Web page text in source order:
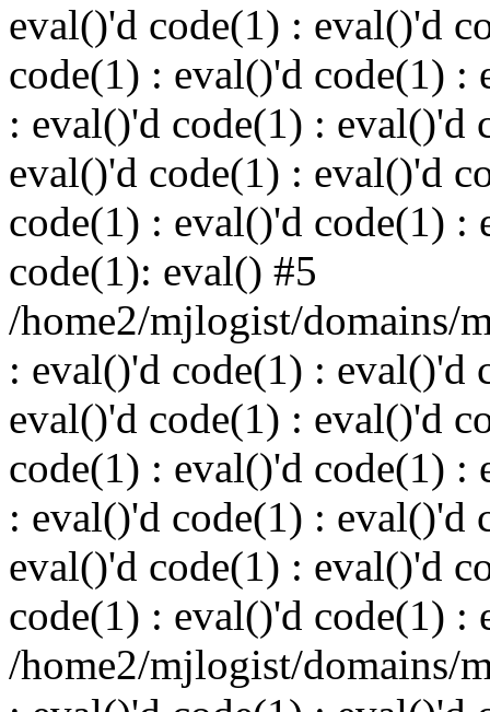
eval()'d code(1) : eval()'d
code(1) : eval()'d code(1) :
: eval()'d code(1) : eval()'d
eval()'d code(1) : eval()'d
code(1) : eval()'d code(1) :
code(1): eval() #5
/home2/mjlogist/domains/
: eval()'d code(1) : eval()'d
eval()'d code(1) : eval()'d
code(1) : eval()'d code(1) :
: eval()'d code(1) : eval()'d
eval()'d code(1) : eval()'d
code(1) : eval()'d code(1) :
/home2/mjlogist/domains/